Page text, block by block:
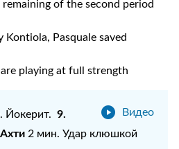
of the second period
Kontiola, Pasquale saved
playing at full strength
Видео
Йокерит. 9.
2 мин. Удар клюшкой